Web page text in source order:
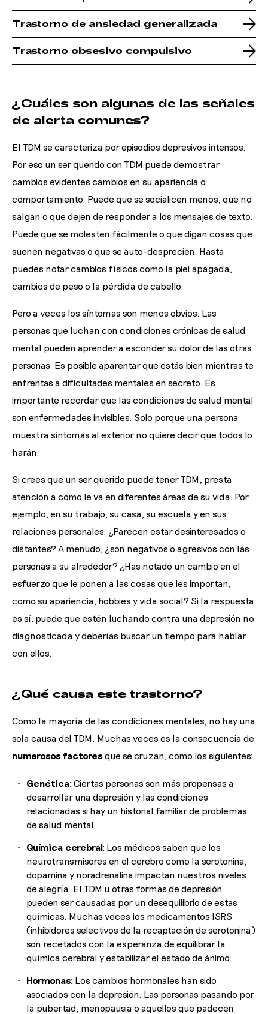
Trastorno de ansiedad generalizada
Trastorno obsesivo compulsivo
¿Cuáles son algunas de las señales
de alerta comunes?
El TDM se caracteriza por episodios depresivos intensos.
Por eso un ser querido con TDM puede demostrar
cambios evidentes cambios en su apariencia o
comportamiento. Puede que se socialicen menos, que no
salgan o que dejen de responder a los mensajes de texto.
Puede que se molesten fácilmente o que digan cosas que
suenen negativas o que se auto-desprecien. Hasta
puedes notar cambios físicos como la piel apagada,
cambios de peso o la pérdida de cabello.
Pero a veces los síntomas son menos obvios. Las
personas que luchan con condiciones crónicas de salud
mental pueden aprender a esconder su dolor de las otras
personas. Es posible aparentar que estás bien mientras te
enfrentas a dificultades mentales en secreto. Es
importante recordar que las condiciones de salud mental
son enfermedades invisibles. Solo porque una persona
muestra síntomas al exterior no quiere decir que todos lo
harán.
Si crees que un ser querido puede tener TDM, presta
atención a cómo le va en diferentes áreas de su vida. Por
ejemplo, en su trabajo, su casa, su escuela y en sus
relaciones personales. ¿Parecen estar desinteresados o
distantes? A menudo, ¿son negativos o agresivos con las
personas a su alrededor? ¿Has notado un cambio en el
esfuerzo que le ponen a las cosas que les importan,
como su apariencia, hobbies y vida social? Si la respuesta
es sí, puede que estén luchando contra una depresión no
diagnosticada y deberías buscar un tiempo para hablar
con ellos.
¿Qué causa este trastorno?
Como la mayoría de las condiciones mentales, no hay una
sola causa del TDM. Muchas veces es la consecuencia de
numerosos factoresque se cruzan, como los siguientes:
Genética:Ciertas personas son más propensas a
desarrollar una depresión y las condiciones
relacionadas si hay un historial familiar de problemas
de salud mental.
Química cerebral: Los médicos saben que los
neurotransmisores en el cerebro como la serotonina,
dopamina y noradrenalina impactan nuestros niveles
de alegría. El TDM u otras formas de depresión
pueden ser causadas por un desequilibrio de estas
químicas. Muchas veces los medicamentos ISRS
(inhibidores selectivos de la recaptación de serotonina)
son recetados con la esperanza de equilibrar la
química cerebral y estabilizar el estado de ánimo.
Hormonas: Los cambios hormonales han sido
asociados con la depresión. Las personas pasando por
la pubertad, menopausia o aquellos que padecen